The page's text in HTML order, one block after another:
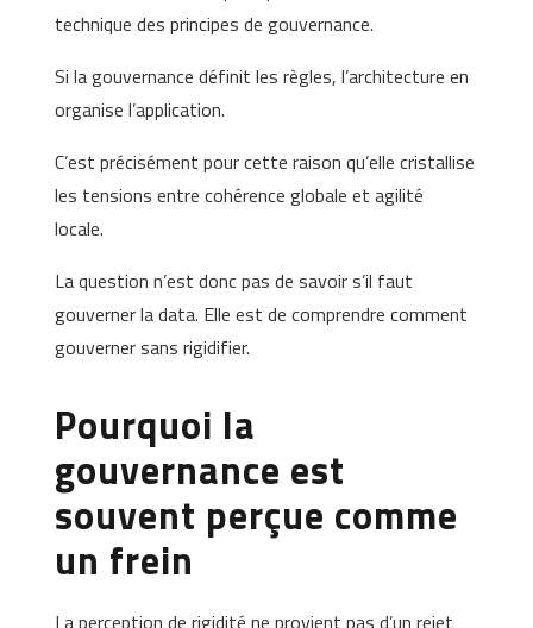
technique des principes de gouvernance.
Si la gouvernance définit les règles, l’architecture en
organise l’application.
C’est précisément pour cette raison qu’elle cristallise
les tensions entre cohérence globale et agilité
locale.
La question n’est donc pas de savoir s’il faut
gouverner la data. Elle est de comprendre comment
gouverner sans rigidifier.
Pourquoi la
gouvernance est
souvent perçue comme
un frein
La perception de rigidité ne provient pas d’un rejet